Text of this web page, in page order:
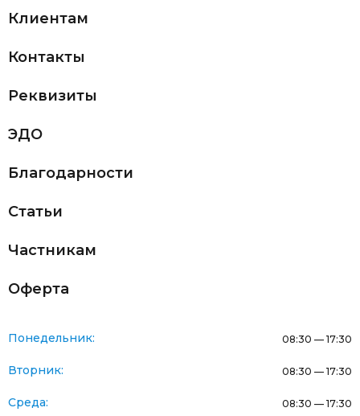
Клиентам
Контакты
Реквизиты
ЭДО
Благодарности
Статьи
Частникам
Оферта
Понедельник: 08:30 — 17:30
Вторник: 08:30 — 17:30
Среда: 08:30 — 17:30